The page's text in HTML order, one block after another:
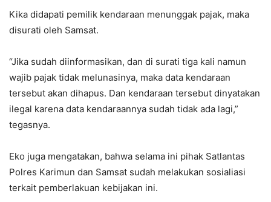
Kika didapati pemilik kendaraan menunggak pajak, maka
disurati oleh Samsat.
“Jika sudah diinformasikan, dan di surati tiga kali namun
wajib pajak tidak melunasinya, maka data kendaraan
tersebut akan dihapus. Dan kendaraan tersebut dinyatakan
ilegal karena data kendaraannya sudah tidak ada lagi,”
tegasnya.
Eko juga mengatakan, bahwa selama ini pihak Satlantas
Polres Karimun dan Samsat sudah melakukan sosialiasi
terkait pemberlakuan kebijakan ini.